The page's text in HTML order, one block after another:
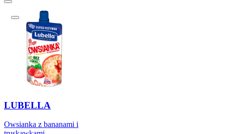
LUBELLA
Owsianka z bananami i